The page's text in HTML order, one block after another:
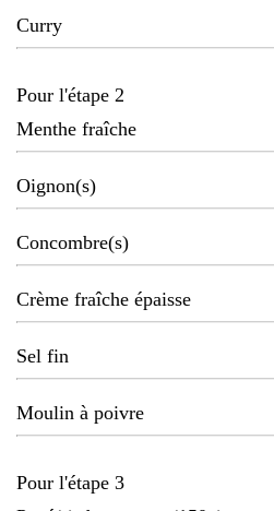
Curry
Pour l'étape 2
Menthe fraîche
Oignon(s)
Concombre(s)
Crème fraîche épaisse
Sel fin
Moulin à poivre
Pour l'étape 3